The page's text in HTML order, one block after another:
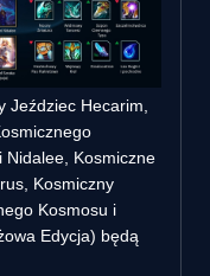
Jeździec Hecarim,
Nidalee, Kosmiczne
Kosmiczny
Kosmosu i
Edycja) będą